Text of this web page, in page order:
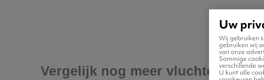
Vergelijk nog meer vluchten naar
Uw
Wij gebruiken
gebruiken wij
van onze
Sommige
verschillende
U kunt alle